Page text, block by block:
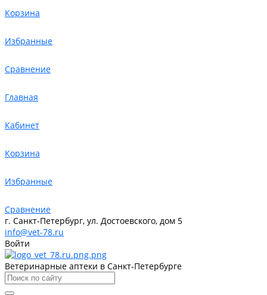
Корзина
Избранные
Сравнение
Главная
Кабинет
Корзина
Избранные
Сравнение
г. Санкт-Петербург, ул. Достоевского, дом 5
info@vet-78.ru
Войти
Ветеринарные аптеки в Санкт-Петербурге